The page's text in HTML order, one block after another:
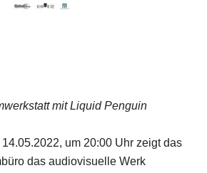
mit Liquid Penguin
um 20:00 Uhr zeigt das
das audiovisuelle Werk